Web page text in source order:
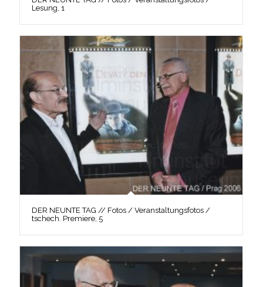
Lesung, 1
DER NEUNTE TAG // Fotos / Veranstaltungsfotos /
tschech. Premiere, 5